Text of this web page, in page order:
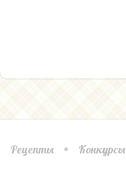
Рецепты Конкурсы